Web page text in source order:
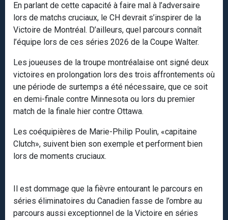
En parlant de cette capacité à faire mal à l’adversaire
lors de matchs cruciaux, le CH devrait s’inspirer de la
Victoire de Montréal. D’ailleurs, quel parcours connaît
l’équipe lors de ces séries 2026 de la Coupe Walter.
Les joueuses de la troupe montréalaise ont signé deux
victoires en prolongation lors des trois affrontements où
une période de surtemps a été nécessaire, que ce soit
en demi-finale contre Minnesota ou lors du premier
match de la finale hier contre Ottawa.
Les coéquipières de Marie-Philip Poulin, «capitaine
Clutch», suivent bien son exemple et performent bien
lors de moments cruciaux.
Il est dommage que la fièvre entourant le parcours en
séries éliminatoires du Canadien fasse de l’ombre au
parcours aussi exceptionnel de la Victoire en séries